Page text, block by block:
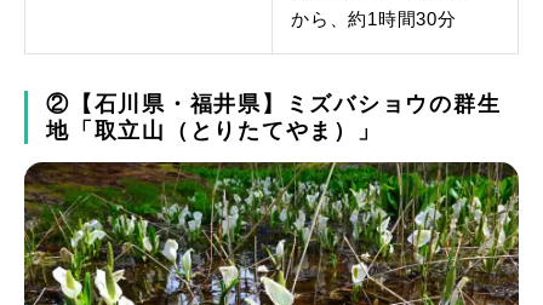
から、約1時間30分
②【石川県・福井県】ミズバショウの群生
地「取立山（とりたてやま）」